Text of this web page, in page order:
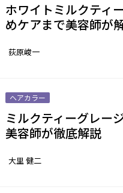
ホワイトミルクティ
めケアまで美容師が
荻原峻一
ヘアカラー
ミルクティーグレー
美容師が徹底解説
大里 健二